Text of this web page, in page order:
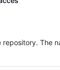
The